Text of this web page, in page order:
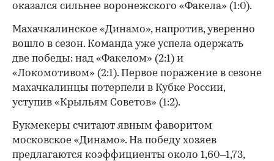
оказался сильнее воронежского «Факела» (1:0).
Махачкалинское «Динамо», напротив, уверенно
вошло в сезон. Команда уже успела одержать
две победы: над «Факелом» (2:1) и
«Локомотивом» (2:1). Первое поражение в сезоне
махачкалинцы потерпели в Кубке России,
уступив «Крыльям Советов» (1:2).
Букмекеры считают явным фаворитом
московское «Динамо». На победу хозяев
предлагаются коэффициенты около 1,60–1,73,